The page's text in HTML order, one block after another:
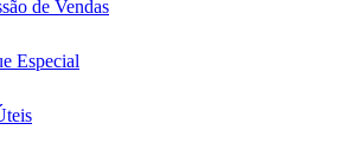
de Vendas
Especial